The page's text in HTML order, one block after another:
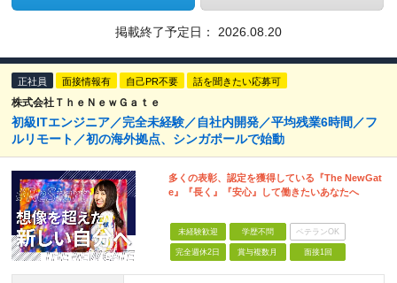
掲載終了予定日： 2026.08.20
正社員 面接情報有 自己PR不要 話を聞きたい応募可
株式会社ＴｈｅＮｅｗＧａｔｅ
初級ITエンジニア／完全未経験／自社内開発／平均残業6時間／フ
ルリモート／初の海外拠点、シンガポールで始動
多くの表彰、認定を獲得している『The NewGat
e』『⻑く』『安⼼』して働きたいあなたへ
未経験歓迎 学歴不問 ベテランOK
完全週休2日 賞与複数月 面接1回